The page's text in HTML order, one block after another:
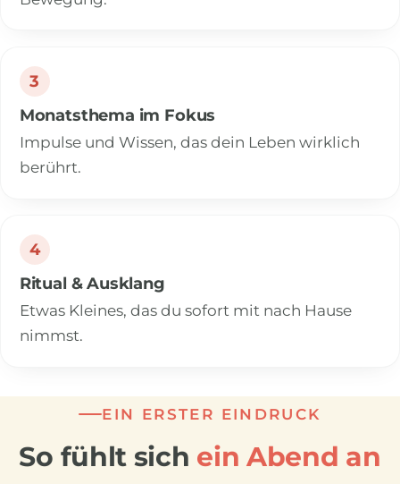
3
Monatsthema im Fokus
Impulse und Wissen, das dein Leben wirklich
berührt.
4
Ritual & Ausklang
Etwas Kleines, das du sofort mit nach Hause
nimmst.
EIN ERSTER EINDRUCK
So fühlt sich ein Abend an